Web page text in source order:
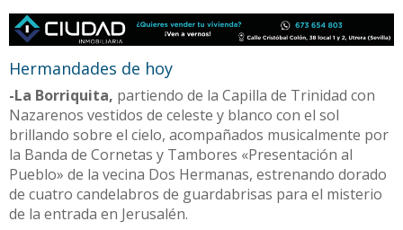
Hermandades de hoy
-La Borriquita, partiendo de la Capilla de Trinidad con
Nazarenos vestidos de celeste y blanco con el sol
brillando sobre el cielo, acompañados musicalmente por
la Banda de Cornetas y Tambores «Presentación al
Pueblo» de la vecina Dos Hermanas, estrenando dorado
de cuatro candelabros de guardabrisas para el misterio
de la entrada en Jerusalén.